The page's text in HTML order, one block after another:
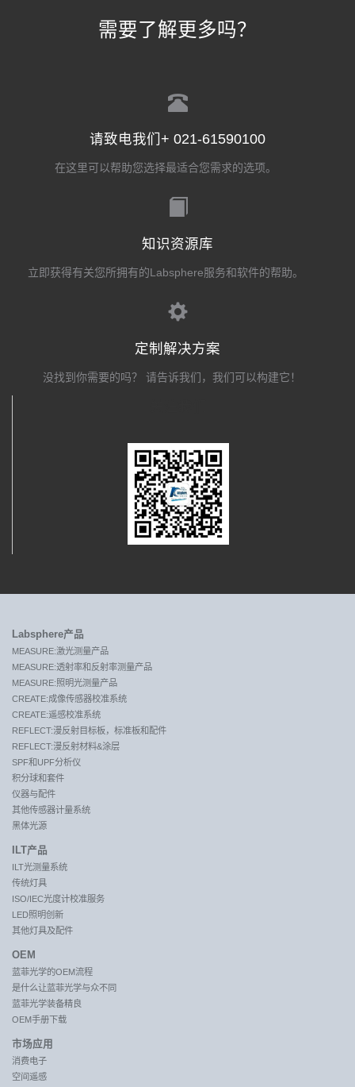
需要了解更多吗？
请致电我们+ 021-61590100
在这里可以帮助您选择最适合您需求的选项。
知识资源库
立即获得有关您所拥有的Labsphere服务和软件的帮助。
定制解决方案
没找到你需要的吗？ 请告诉我们，我们可以构建它！
Labsphere产品
MEASURE:激光测量产品
MEASURE:透射率和反射率测量产品
MEASURE:照明光测量产品
CREATE:成像传感器校准系统
CREATE:遥感校准系统
REFLECT:漫反射目标板，标准板和配件
REFLECT:漫反射材料&涂层
SPF和UPF分析仪
积分球和套件
仪器与配件
其他传感器计量系统
黑体光源
ILT产品
ILT光测量系统
传统灯具
ISO/IEC光度计校准服务
LED照明创新
其他灯具及配件
OEM
蓝菲光学的OEM流程
是什么让蓝菲光学与众不同
蓝菲光学装备精良
OEM手册下载
市场应用
消费电子
空间遥感